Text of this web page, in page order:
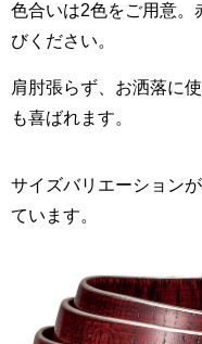
色合いは2色をご用意。
びください。
肩肘張らず、お洒落に
も喜ばれます。
サイズバリエーション
ています。